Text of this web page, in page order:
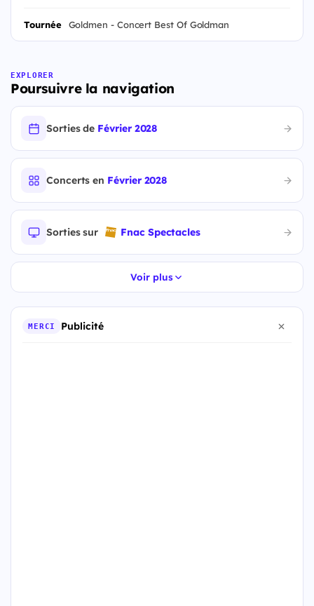
Tournée Goldmen - Concert Best Of Goldman
EXPLORER
Poursuivre la navigation
Sorties de Février 2028
Concerts en Février 2028
Sorties sur Fnac Spectacles
Voir plus
MERCI Publicité